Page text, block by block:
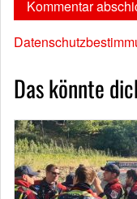
Das könnte